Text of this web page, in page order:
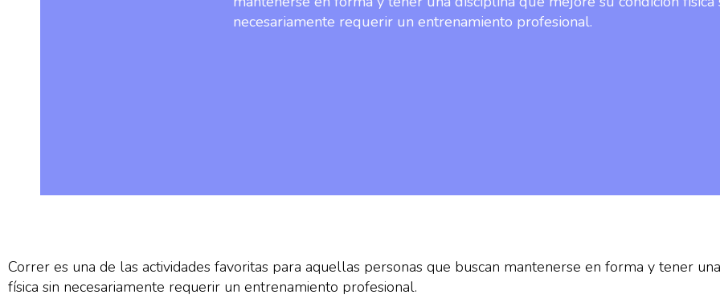
necesariamente requerir un entrenamiento profesional.
Correr es una de las actividades favoritas para aquellas personas que buscan mantenerse en forma y tener
física sin necesariamente requerir un entrenamiento profesional.